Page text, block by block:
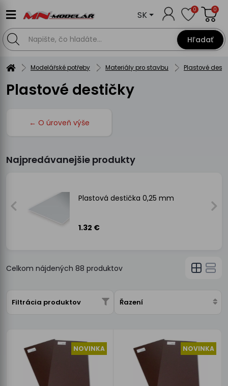
Hľadať
SK 0 0
Modelářské potřeby Materiály pro stavbu Plastové
Plastové destičky
← O úroveň výše
Najpredávanejšie produkty
Plastová destička 0,25 mm
1.32 €
Celkom nájdených 88 produktov
Filtrácia produktov Řazení
NOVINKA NOVINKA